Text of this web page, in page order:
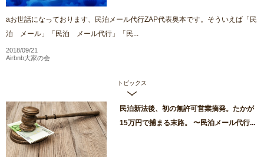
aお世話になっております、民泊メール代行ZAP代表奥本です。そういえば「民
泊 メール」「民泊 メール代行」「民...
2018/09/21
Airbnb大家の会
トピックス
民泊新法後、初の無許可営業摘発。たかが
15万円で捕まる末路。 〜民泊メール代行...